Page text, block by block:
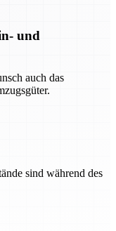
und
auch das
sind während des